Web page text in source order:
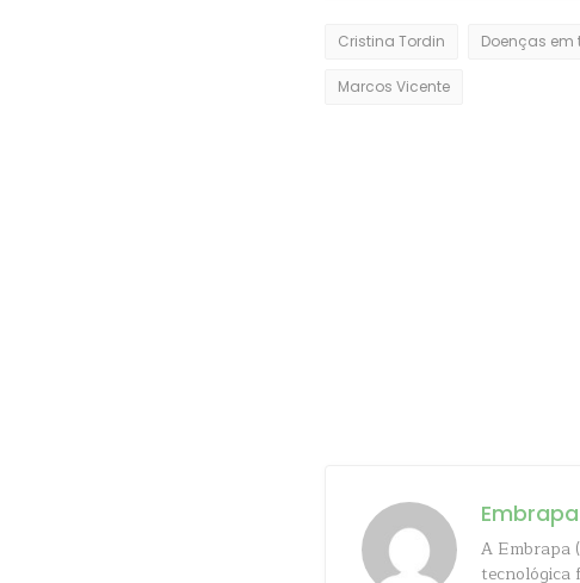
Cristina Tordin Doenças em
Marcos Vicente
Embrapa
A Embrapa
tecnológica